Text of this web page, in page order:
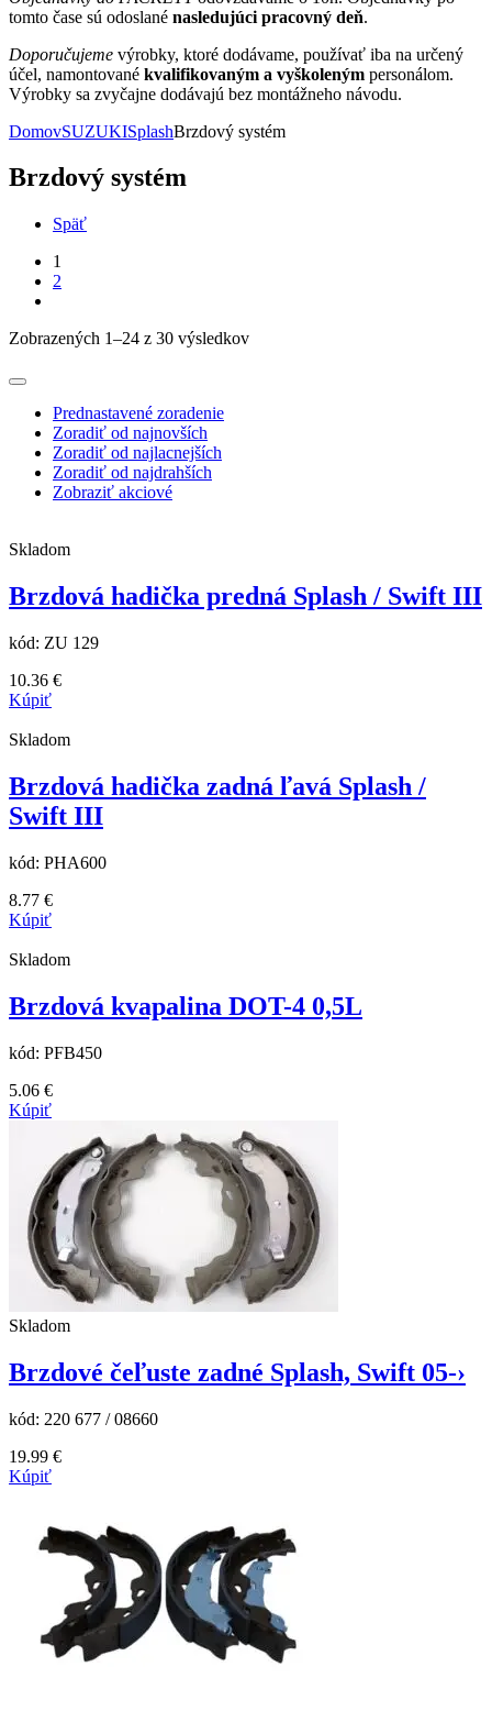
tomto čase sú odoslané nasledujúci pracovný deň.
Doporučujeme výrobky, ktoré dodávame, používať iba na určený
účel, namontované kvalifikovaným a vyškoleným personálom.
Výrobky sa zvyčajne dodávajú bez montážneho návodu.
DomovSUZUKISplashBrzdový systém
Brzdový systém
Späť
1
2
Zobrazených 1–24 z 30 výsledkov
Prednastavené zoradenie
Zoradiť od najnovších
Zoradiť od najlacnejších
Zoradiť od najdrahších
Zobraziť akciové
Skladom
Brzdová hadička predná Splash / Swift III
kód: ZU 129
10.36 €
Kúpiť
Skladom
Brzdová hadička zadná ľavá Splash /
Swift III
kód: PHA600
8.77 €
Kúpiť
Skladom
Brzdová kvapalina DOT-4 0,5L
kód: PFB450
5.06 €
Kúpiť
Skladom
Brzdové čeľuste zadné Splash, Swift 05-›
kód: 220 677 / 08660
19.99 €
Kúpiť